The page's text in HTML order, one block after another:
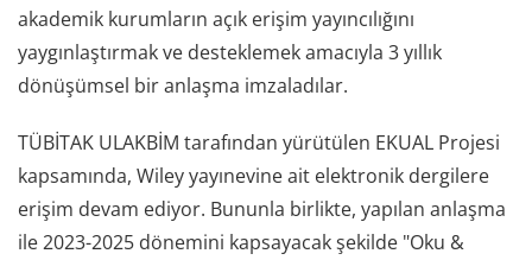
akademik kurumların açık erişim yayıncılığını
yaygınlaştırmak ve desteklemek amacıyla 3 yıllık
dönüşümsel bir anlaşma imzaladılar.
TÜBİTAK ULAKBİM tarafından yürütülen EKUAL Projesi
kapsamında, Wiley yayınevine ait elektronik dergilere
erişim devam ediyor. Bununla birlikte, yapılan anlaşma
ile 2023-2025 dönemini kapsayacak şekilde "Oku &